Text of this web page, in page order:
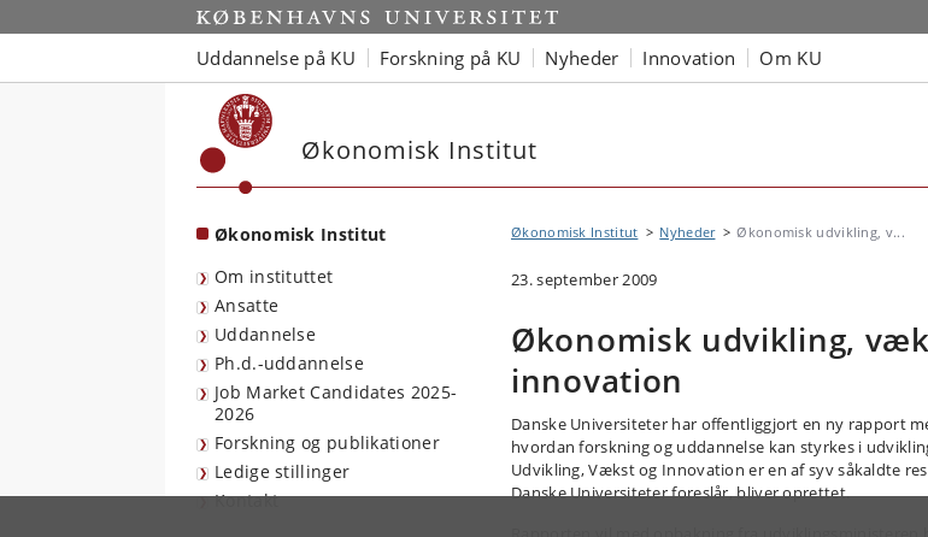
Start
Uddannelse på KU Forskning på KU Nyheder Innovation Om KU
Økonomisk Institut
Økonomisk Institut
Om instituttet
Ansatte
Uddannelse
Ph.d.-uddannelse
Job Market Candidates 2025-
2026
Forskning og publikationer
Ledige stillinger
Kontakt
Økonomisk Institut Nyheder Økonomisk udvikling, v...
23. september 2009
Økonomisk udvikling,
innovation
Danske Universiteter har offentliggjort en ny rapport
hvordan forskning og uddannelse kan styrkes i
Udvikling, Vækst og Innovation er en af syv såkaldte
Danske Universiteter foreslår, bliver oprettet.